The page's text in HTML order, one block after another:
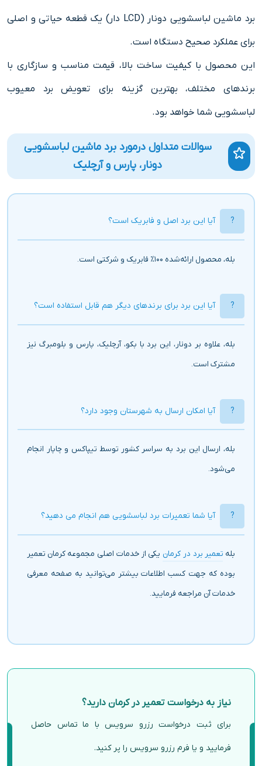
برد ماشین لباسشویی دونار (LCD دار) یک قطعه حیاتی و اصلی
برای عملکرد صحیح دستگاه است.
این محصول با کیفیت ساخت بالا، قیمت مناسب و سازگاری با
برندهای مختلف، بهترین گزینه برای تعویض برد معیوب
لباسشویی شما خواهد بود.
سوالات متداول درمورد برد ماشین لباسشویی
دونار، پارس و آرچلیک
آیا این برد اصل و فابریک است؟
بله، محصول ارائه‌شده ۱۰۰٪ فابریک و شرکتی است.
آیا این برد برای برندهای دیگر هم قابل استفاده است؟
بله، علاوه بر دونار، این برد با بکو، آرچلیک، پارس و بلومبرگ نیز
مشترک است.
آیا امکان ارسال به شهرستان وجود دارد؟
بله، ارسال این برد به سراسر کشور توسط تیپاکس و چاپار انجام
می‌شود.
آیا شما تعمیرات برد لباسشویی هم انجام می دهید؟
بله تعمیر برد در کرمان یکی از خدمات اصلی مجموعه کرمان تعمیر
بوده که جهت کسب اطلاعات بیشتر می‌توانید به صفحه معرفی
خدمات آن مراجعه فرمایید.
نیاز به درخواست تعمیر در کرمان دارید؟
برای ثبت درخواست رزرو سرویس با ما تماس حاصل
فرمایید و یا فرم رزرو سرویس را پر کنید.